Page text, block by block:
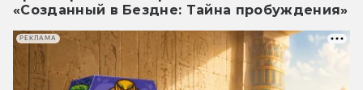
«Созданный в Бездне: Тайна пробуждения»
РЕКЛАМА